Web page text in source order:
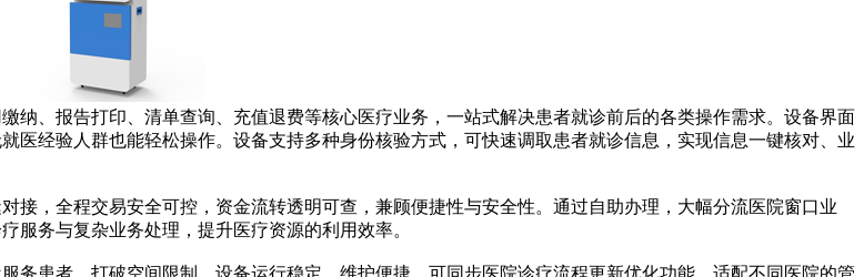
、报告打印、清单查询、充值退费等核心医疗业务，一站式解决患者就诊前后的各类操作需求。设备界面
医经验人群也能轻松操作。设备支持多种身份核验方式，可快速调取患者就诊信息，实现信息一键核对、业
，全程交易安全可控，资金流转透明可查，兼顾便捷性与安全性。通过自助办理，大幅分流医院窗口业
服务与复杂业务处理，提升医疗资源的利用效率。
患者，打破空间限制。设备运行稳定、维护便捷，可同步医院诊疗流程更新优化功能，适配不同医院的管